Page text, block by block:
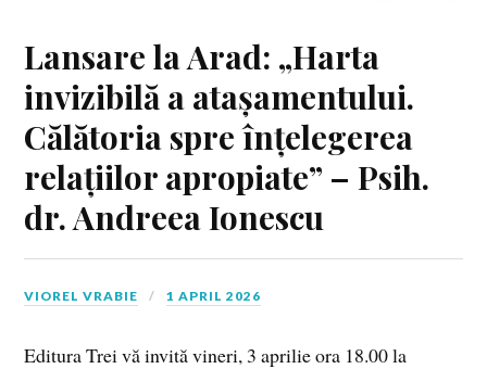
Lansare la Arad: „Harta
invizibilă a atașamentului.
Călătoria spre înțelegerea
relațiilor apropiate” – Psih.
dr. Andreea Ionescu
VIOREL VRABIE 1 APRIL 2026
Editura Trei vă invită vineri, 3 aprilie ora 18.00 la